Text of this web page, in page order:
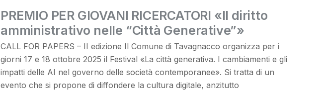
PREMIO PER GIOVANI RICERCATORI «Il diritto
amministrativo nelle “Città Generative”»
CALL FOR PAPERS – II edizione Il Comune di Tavagnacco organizza per i
giorni 17 e 18 ottobre 2025 il Festival «La città generativa. I cambiamenti e gli
impatti delle AI nel governo delle società contemporanee». Si tratta di un
evento che si propone di diffondere la cultura digitale, anzitutto